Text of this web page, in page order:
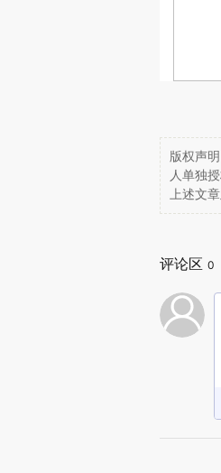
版权声
人单独
上述文
评论区 0